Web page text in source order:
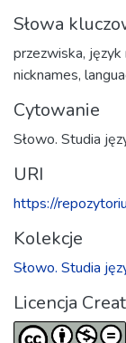
Słowa
przezwiska, język
nicknames,
Cytowanie
Słowo. Studia
URI
https://
Kolekcje
Słowo. Studia
Licencja